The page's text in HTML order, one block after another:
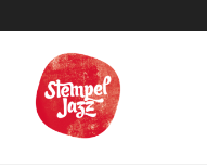
Navigation
springen
Inhalt
springen